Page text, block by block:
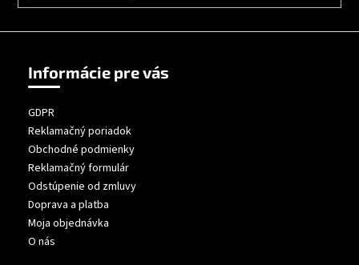
Informácie pre vás
GDPR
Reklamačný poriadok
Obchodné podmienky
Reklamačný formulár
Odstúpenie od zmluvy
Doprava a platba
Moja objednávka
O nás